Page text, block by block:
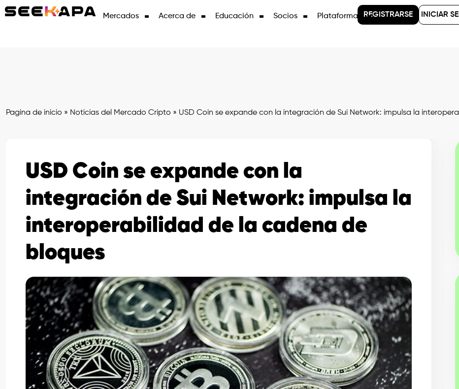
Mercados Acerca de Educación Socios Plataformas REGISTRARSE INICIAR
Pagina de inicio » Noticias del Mercado Cripto » USD Coin se expande con la integración de Sui Network: impulsa la
USD Coin se expande con la
integración de Sui Network: impulsa la
interoperabilidad de la cadena de
bloques